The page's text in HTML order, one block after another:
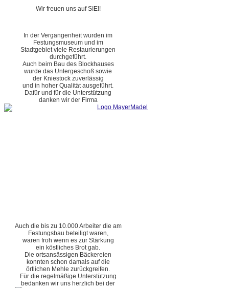
Wir freuen uns auf SIE!!
In der Vergangenheit wurden im
Festungsmuseum und im
Stadtgebiet viele Restaurierungen
durchgeführt.
Auch beim Bau des Blockhauses
wurde das Untergeschoß sowie
der Kniestock zuverlässig
und in hoher Qualität ausgeführt.
Dafür und für die Unterstützung
danken wir der Firma
Auch die bis zu 10.000 Arbeiter die am
Festungsbau beteiligt waren,
waren froh wenn es zur Stärkung
ein köstliches Brot gab.
Die ortsansässigen Bäckereien
konnten schon damals auf die
örtlichen Mehle zurückgreifen.
Für die regelmäßige Unterstützung
bedanken wir uns herzlich bei der